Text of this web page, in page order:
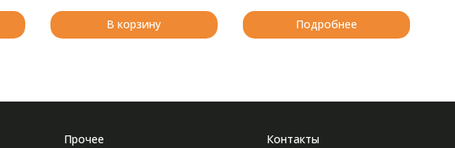
В корзину Подробнее
Прочее Контакты